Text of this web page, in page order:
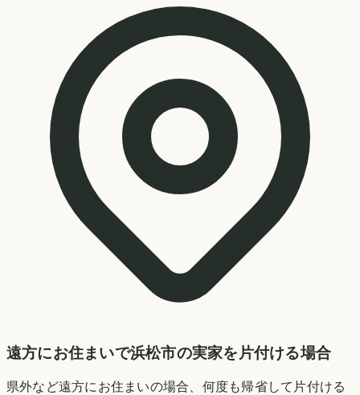
遠方にお住まいで浜松市の実家を片付ける場合
県外など遠方にお住まいの場合、何度も帰省して片付ける